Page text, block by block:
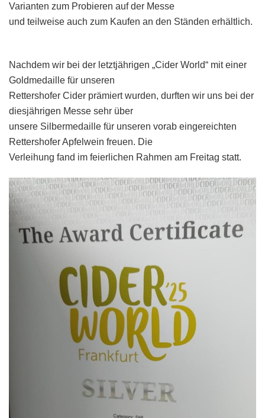
Varianten zum Probieren auf der Messe
und teilweise auch zum Kaufen an den Ständen erhältlich.
Nachdem wir bei der letztjährigen „Cider World“ mit einer
Goldmedaille für unseren
Rettershofer Cider prämiert wurden, durften wir uns bei der
diesjährigen Messe sehr über
unsere Silbermedaille für unseren vorab eingereichten
Rettershofer Apfelwein freuen. Die
Verleihung fand im feierlichen Rahmen am Freitag statt.